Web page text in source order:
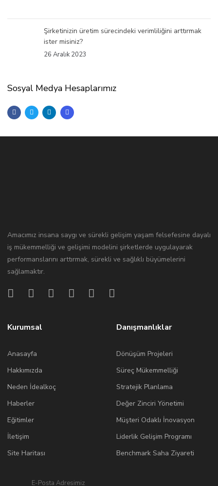
Şirketinizin üretim sürecindeki verimliliğini arttırmak
ister misiniz?
26 Aralık 2023
Sosyal Medya Hesaplarımız
Amacımız insana saygı ve sürekli gelişim yaşam felsefesine dayalı
iş mükemmelliği ve gelişimi modelini şirketlerde uygulayarak
performanslarını arttırmak, sürekli ve sağlıklı büyümelerini
sağlamaktır.
Kurumsal
Anasayfa
Hakkımızda
Neden İdealkoç
Haberler
Eğitimler
İletişim
Site Haritası
Danışmanlıklar
Dönüşüm Projeleri
Süreç Mükemmelliği
Stratejik Planlama
Değer Zinciri Yönetimi
Müşteri Odaklı İnovasyon
Liderlik Gelişim Programı
Benchmark Saha Ziyareti
E-Posta Adresimiz